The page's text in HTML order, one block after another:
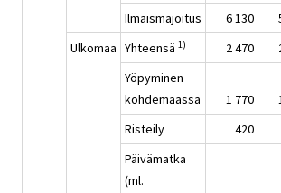
Ilmaismajoitus
6 130
Ulkomaa Yhteensä 1) 2 470
Yöpyminen
kohdemaassa
1 770
Risteily
420
Päivämatka
(ml.